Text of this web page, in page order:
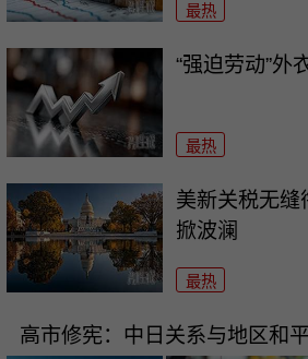
最热
“强迫劳动”外
最热
美新关税无缝
掀波澜
最热
高市修宪：中日关系与地区和